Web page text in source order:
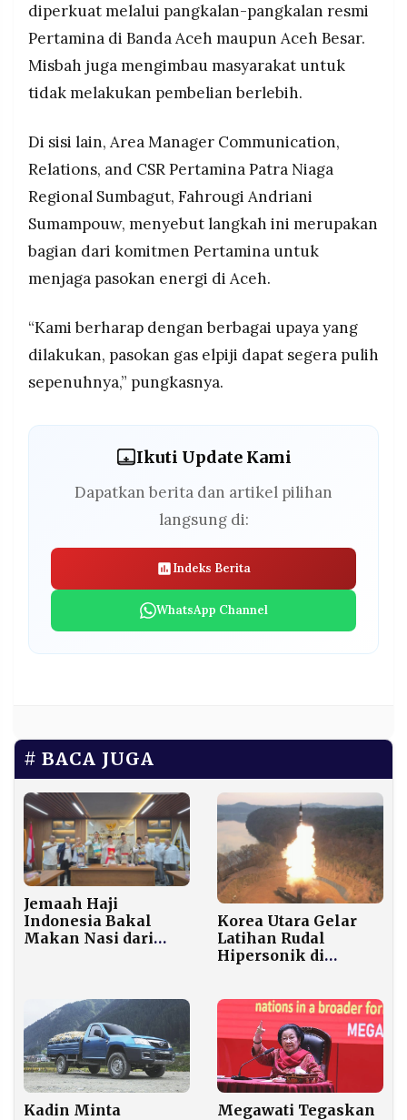
diperkuat melalui pangkalan-pangkalan resmi
Pertamina di Banda Aceh maupun Aceh Besar.
Misbah juga mengimbau masyarakat untuk
tidak melakukan pembelian berlebih.
Di sisi lain, Area Manager Communication,
Relations, and CSR Pertamina Patra Niaga
Regional Sumbagut, Fahrougi Andriani
Sumampouw, menyebut langkah ini merupakan
bagian dari komitmen Pertamina untuk
menjaga pasokan energi di Aceh.
“Kami berharap dengan berbagai upaya yang
dilakukan, pasokan gas elpiji dapat segera pulih
sepenuhnya,” pungkasnya.
Ikuti Update Kami
Dapatkan berita dan artikel pilihan
langsung di:
Indeks Berita
WhatsApp Channel
BACA JUGA
Jemaah Haji
Indonesia Bakal
Makan Nasi dari
Korea Utara Gelar
Latihan Rudal
Hipersonik di
Kadin Minta
Megawati Tegaskan